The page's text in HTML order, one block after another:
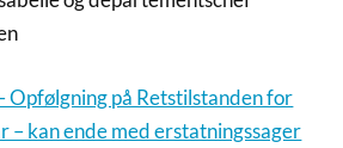
Opfølgning på Retstilstanden for
– kan ende med erstatningssager